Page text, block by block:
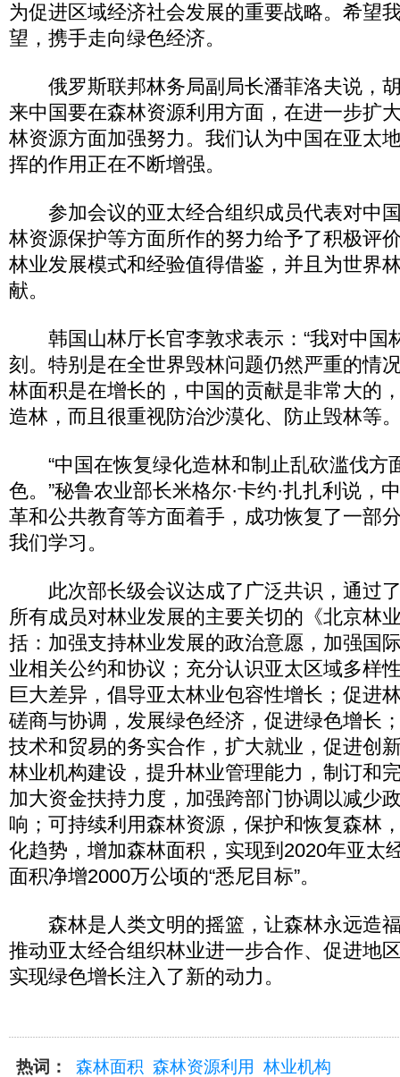
为促进区域经济社会发展的重要战略。希望
望，携手走向绿色经济。
俄罗斯联邦林务局副局长潘菲洛夫说，
来中国要在森林资源利用方面，在进一步扩
林资源方面加强努力。我们认为中国在亚太
挥的作用正在不断增强。
参加会议的亚太经合组织成员代表对中
林资源保护等方面所作的努力给予了积极评
林业发展模式和经验值得借鉴，并且为世界
献。
韩国山林厅长官李敦求表示：“我对中国
刻。特别是在全世界毁林问题仍然严重的情
林面积是在增长的，中国的贡献是非常大的
造林，而且很重视防治沙漠化、防止毁林等
“中国在恢复绿化造林和制止乱砍滥伐方
色。”秘鲁农业部长米格尔·卡约·扎扎利说，
革和公共教育等方面着手，成功恢复了一部
我们学习。
此次部长级会议达成了广泛共识，通过
所有成员对林业发展的主要关切的《北京林
括：加强支持林业发展的政治意愿，加强国
业相关公约和协议；充分认识亚太区域多样
巨大差异，倡导亚太林业包容性增长；促进
磋商与协调，发展绿色经济，促进绿色增长
技术和贸易的务实合作，扩大就业，促进创
林业机构建设，提升林业管理能力，制订和
加大资金扶持力度，加强跨部门协调以减少
响；可持续利用森林资源，保护和恢复森林
化趋势，增加森林面积，实现到2020年亚太
面积净增2000万公顷的“悉尼目标”。
森林是人类文明的摇篮，让森林永远造
推动亚太经合组织林业进一步合作、促进地
实现绿色增长注入了新的动力。
热词： 森林面积 森林资源利用 林业机构